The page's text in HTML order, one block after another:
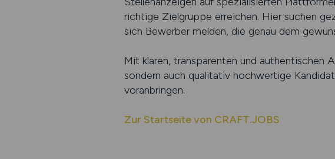
richtige Zielgruppe erreichen. Hier suchen
sich Bewerber melden, die genau dem
Mit klaren, transparenten und authentischen
sondern auch qualitativ hochwertige
voranbringen.
Zur Startseite von CRAFT.JOBS